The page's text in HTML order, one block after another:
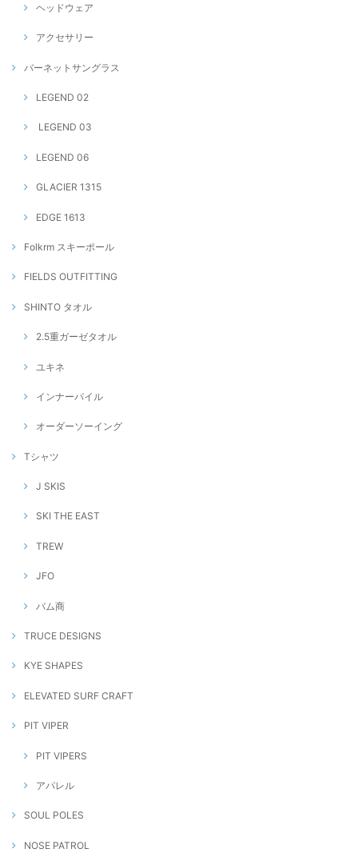
ヘッドウェア
アクセサリー
バーネットサングラス
LEGEND 02
LEGEND 03
LEGEND 06
GLACIER 1315
EDGE 1613
Folkrm スキーポール
FIELDS OUTFITTING
SHINTO タオル
2.5重ガーゼタオル
ユキネ
インナーパイル
オーダーソーイング
Tシャツ
J SKIS
SKI THE EAST
TREW
JFO
バム商
TRUCE DESIGNS
KYE SHAPES
ELEVATED SURF CRAFT
PIT VIPER
PIT VIPERS
アパレル
SOUL POLES
NOSE PATROL